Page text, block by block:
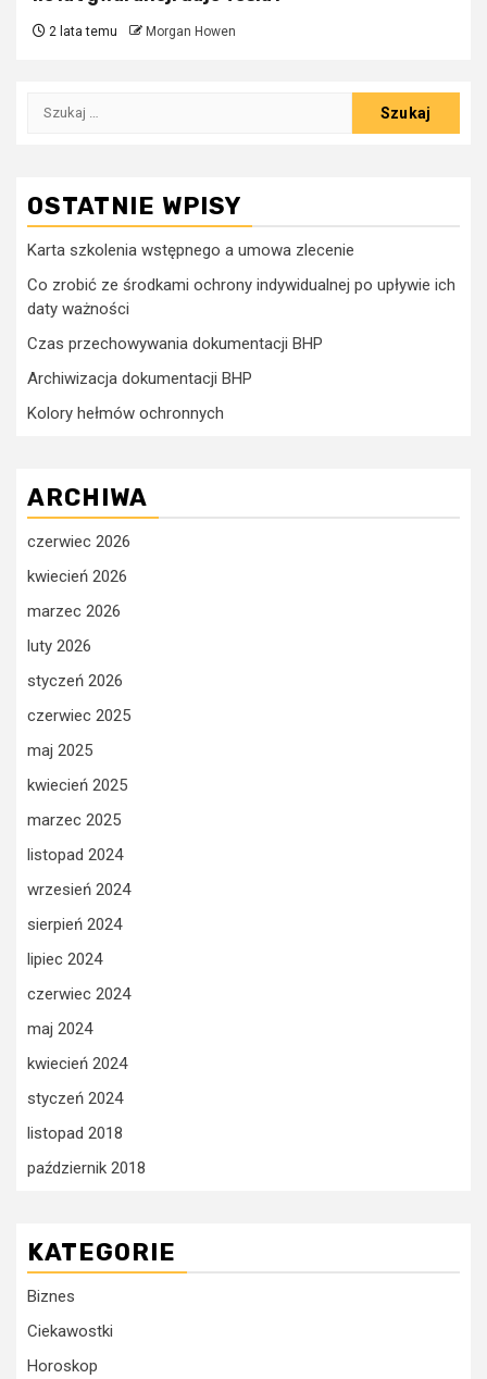
2 lata temu Morgan Howen
Szukaj:
OSTATNIE WPISY
Karta szkolenia wstępnego a umowa zlecenie
Co zrobić ze środkami ochrony indywidualnej po upływie ich
daty ważności
Czas przechowywania dokumentacji BHP
Archiwizacja dokumentacji BHP
Kolory hełmów ochronnych
ARCHIWA
czerwiec 2026
kwiecień 2026
marzec 2026
luty 2026
styczeń 2026
czerwiec 2025
maj 2025
kwiecień 2025
marzec 2025
listopad 2024
wrzesień 2024
sierpień 2024
lipiec 2024
czerwiec 2024
maj 2024
kwiecień 2024
styczeń 2024
listopad 2018
październik 2018
KATEGORIE
Biznes
Ciekawostki
Horoskop